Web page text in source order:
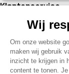
Klantenservice
Contact
© 2026